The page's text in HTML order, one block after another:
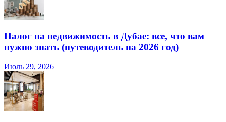
Налог на недвижимость в Дубае: все, что вам
нужно знать (путеводитель на 2026 год)
Июль 29, 2026